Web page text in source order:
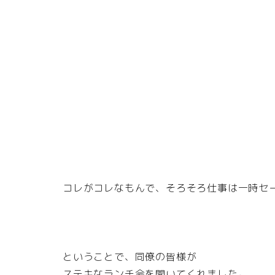
コレがコレなもんで、そろそろ仕事は一時セ
ということで、同僚の皆様が